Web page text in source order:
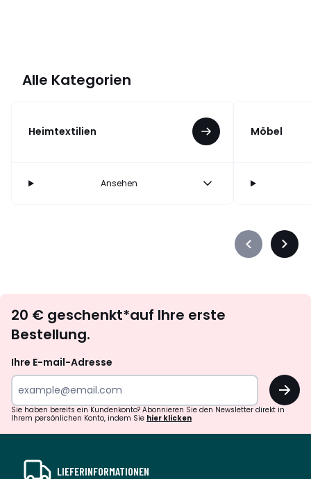
Alle Kategorien
Heimtextilien
Ansehen
Möbel
Précédent
abonnieren
20 € geschenkt*auf Ihre erste
Bestellung.
Ihre E-mail-Adresse
OK
Sie haben bereits ein Kundenkonto? Abonnieren Sie den Newsletter direkt in
Ihrem persönlichen Konto, indem Sie hier klicken
LIEFERINFORMATIONEN